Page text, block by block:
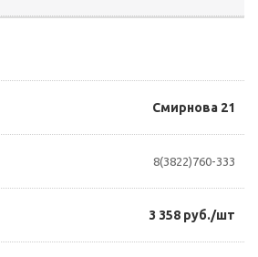
Смирнова 21
8(3822)760-333
3 358 руб./шт